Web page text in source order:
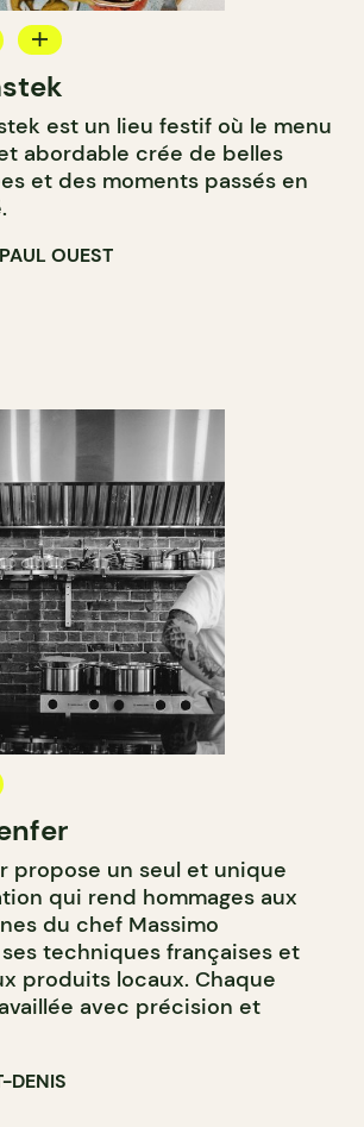
est un lieu festif où le menu
abordable crée de belles
et des moments passés en
OUEST
propose un seul et unique
qui rend hommages aux
du chef Massimo
techniques françaises et
produits locaux. Chaque
avec précision et
DENIS